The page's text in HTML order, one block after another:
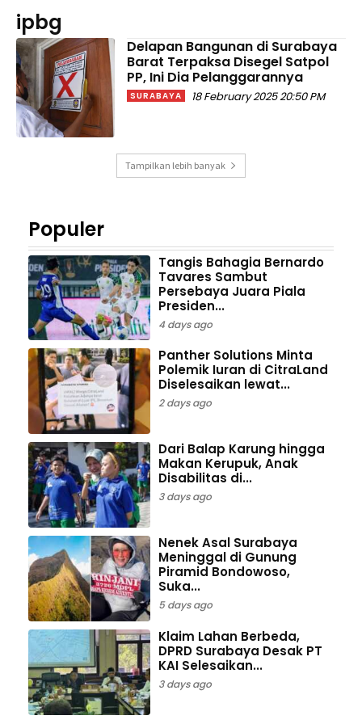
ipbg
Delapan Bangunan di Surabaya
Barat Terpaksa Disegel Satpol
PP, Ini Dia Pelanggarannya
SURABAYA 18 February 2025 20:50 PM
Tampilkan lebih banyak
Populer
Tangis Bahagia Bernardo
Tavares Sambut
Persebaya Juara Piala
Presiden...
4 days ago
Panther Solutions Minta
Polemik Iuran di CitraLand
Diselesaikan lewat...
2 days ago
Dari Balap Karung hingga
Makan Kerupuk, Anak
Disabilitas di...
3 days ago
Nenek Asal Surabaya
Meninggal di Gunung
Piramid Bondowoso,
Suka...
5 days ago
Klaim Lahan Berbeda,
DPRD Surabaya Desak PT
KAI Selesaikan...
3 days ago